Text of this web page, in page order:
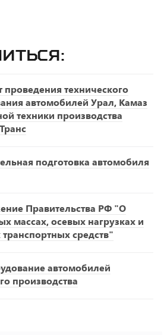
проведения технического
автомобилей Урал, Камаз
техники производства
подготовка автомобиля
Правительства РФ "О
массах, осевых нагрузках и
транспортных средств"
автомобилей
производства